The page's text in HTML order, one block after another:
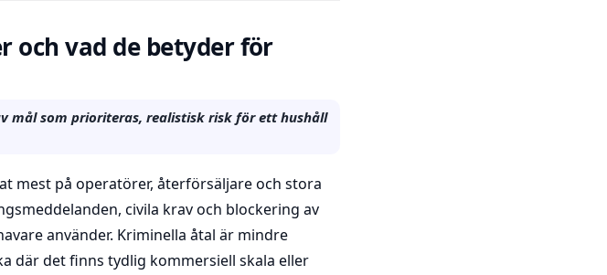
och vad de betyder för
mål som prioriteras, realistisk risk för ett hushåll
mest på operatörer, återförsäljare och stora
civila krav och blockering av
använder. Kriminella åtal är mindre
där det finns tydlig kommersiell skala eller